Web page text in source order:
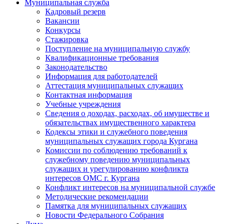
Муниципальная служба
Кадровый резерв
Вакансии
Конкурсы
Стажировка
Поступление на муниципальную службу
Квалификационные требования
Законодательство
Информация для работодателей
Аттестация муниципальных служащих
Контактная информация
Учебные учреждения
Сведения о доходах, расходах, об имуществе и
обязательствах имущественного характера
Кодексы этики и служебного поведения
муниципальных служащих города Кургана
Комиссии по соблюдению требований к
служебному поведению муниципальных
служащих и урегулированию конфликта
интересов ОМС г. Кургана
Конфликт интересов на муниципальной службе
Методические рекомендации
Памятка для муниципальных служащих
Новости Федерального Cобрания